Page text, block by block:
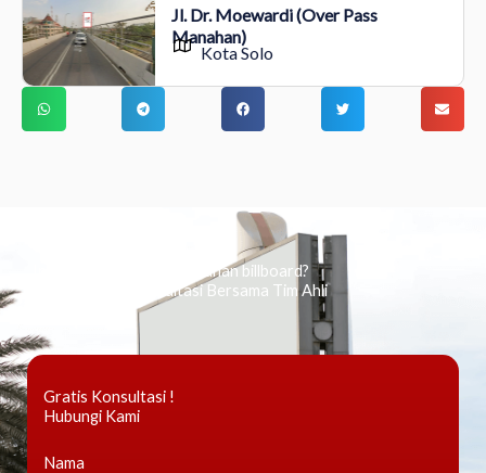
Jl. Dr. Moewardi (Over Pass
Manahan)
Kota Solo
Ingin tahu tentang periklanan billboard?
Kami Berikan Konsultasi Bersama Tim Ahli
Gratis Konsultasi !
Hubungi Kami
Nama